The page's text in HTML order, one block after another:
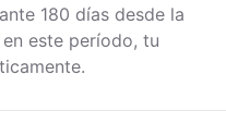
180 días desde la
este período, tu